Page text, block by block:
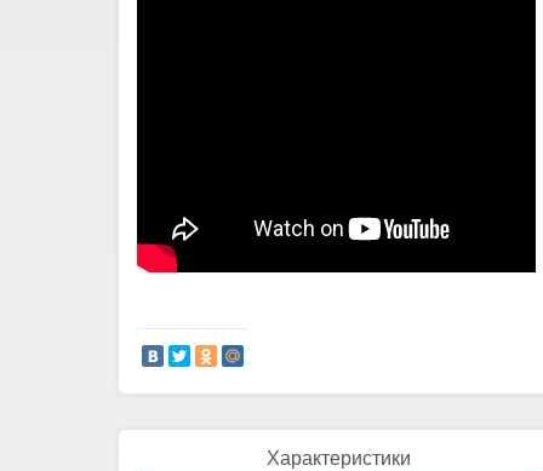
Характеристики